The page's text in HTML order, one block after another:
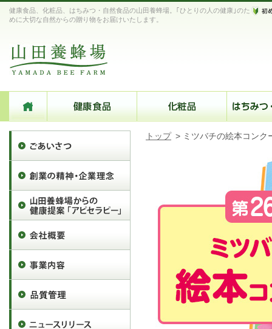
健康食品、化粧品、はちみつ・自然食品の山田養蜂場。｢ひとりの人の健康｣のた
めに大切な自然からの贈り物をお届けいたします。
トップ > ミツバチの絵本コンク